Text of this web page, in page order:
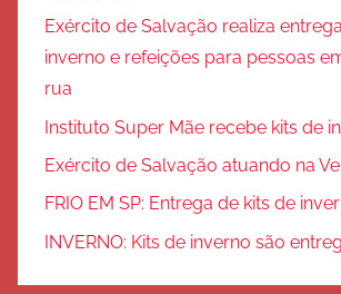
Exército de Salvação realiza
inverno e refeições para pessoas
rua
Instituto Super Mãe recebe kits de
Exército de Salvação atuando na
FRIO EM SP: Entrega de kits de
INVERNO: Kits de inverno são